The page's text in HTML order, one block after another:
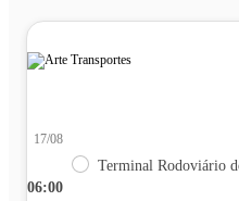
06:00
17/08
Terminal Rodoviário